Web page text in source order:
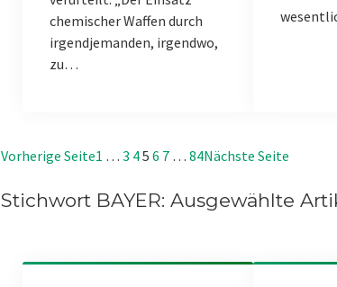
chemischer Waffen durch
irgendjemanden, irgendwo,
zu…
Vorherige Seite1 … 3 45 6 7 … 84Nächste Seite
Stichwort BAYER: Ausgewählte